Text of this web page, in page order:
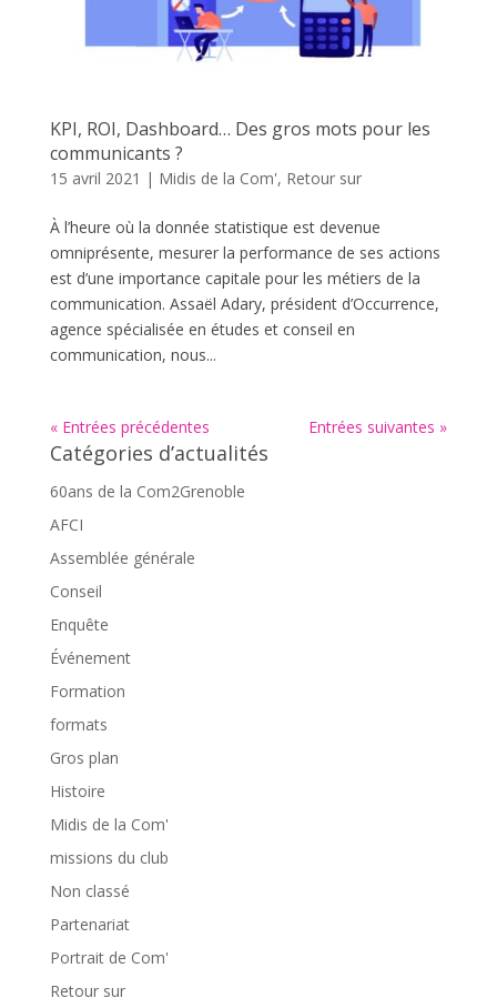
KPI, ROI, Dashboard… Des gros mots pour les
communicants ?
15 avril 2021 | Midis de la Com', Retour sur
À l’heure où la donnée statistique est devenue
omniprésente, mesurer la performance de ses actions
est d’une importance capitale pour les métiers de la
communication. Assaël Adary, président d’Occurrence,
agence spécialisée en études et conseil en
communication, nous...
« Entrées précédentes Entrées suivantes »
Catégories d’actualités
60ans de la Com2Grenoble
AFCI
Assemblée générale
Conseil
Enquête
Événement
Formation
formats
Gros plan
Histoire
Midis de la Com'
missions du club
Non classé
Partenariat
Portrait de Com'
Retour sur